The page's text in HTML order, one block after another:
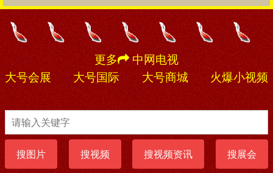
更多
中网电视
大号会展
大号国际 大号商城 火爆小视频
搜图片 搜视频 搜视频资讯 搜展会